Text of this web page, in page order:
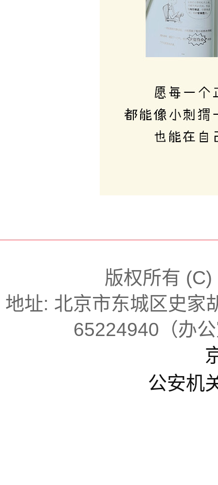
版权所有
地址: 北京市东城区
65224940（办
公安机